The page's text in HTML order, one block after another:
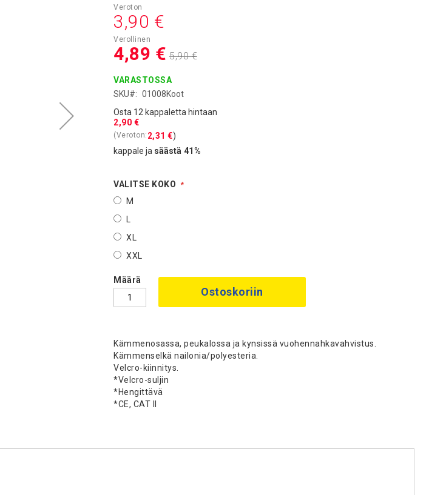
Asiakashinta
4,89 €
3,90 €
5,90 €
VARASTOSSA
SKU
01008Koot
Osta 12 kappaletta hintaan
2,90 €
2,31 €
kappale ja säästä 41 %
VALITSE KOKO
M
XL
XXL
Määrä
Ostoskoriin
Kämmenosassa, peukalossa ja kynsissä vuohennahkavahvistus.
Kämmenselkä nailonia/polyesteria.
Velcro-kiinnitys.
*Velcro-suljin
*Hengittävä
*CE, CAT II